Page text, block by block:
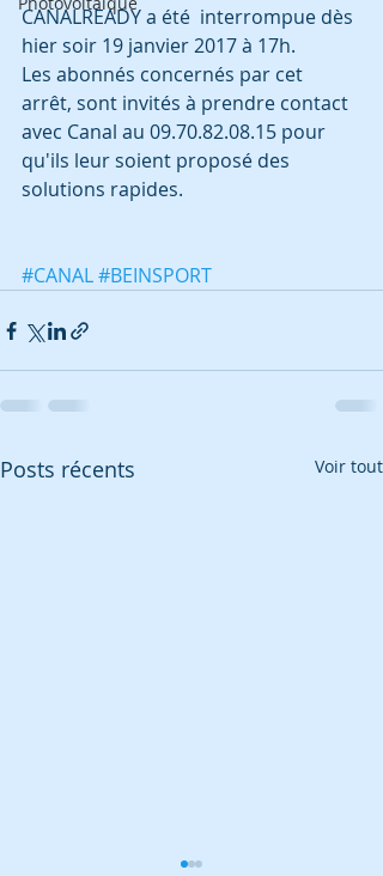
CANALREADY a été  interrompue dès
hier soir 19 janvier 2017 à 17h.
Les abonnés concernés par cet
arrêt, sont invités à prendre contact
avec Canal au 09.70.82.08.15 pour
qu'ils leur soient proposé des
solutions rapides.
#CANAL#BEINSPORT
Posts récents Voir tout